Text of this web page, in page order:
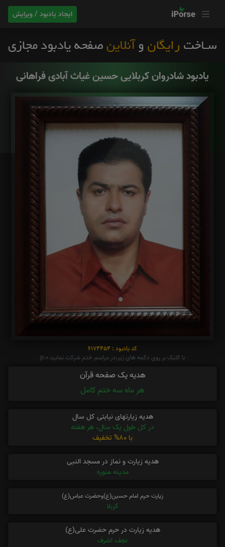
ایجاد یادبود / ویرایش
یادبود شادروان کربلایی حسین غیاث آبادی فراهانی
کد یادبود : 6174454
با کلیک بر روی دکمه های زیر،در مراسم ختم شرکت نمایید p:0
هدیه یک صفحه قرآن
هر ماه سه ختم کامل
هدیه زیارتهای نیابتی کل سال
در کل طول یک سال، هر هفته
با 80% تخفیف
هدیه زیارت و نماز در مسجد النبی
مدینه منوره
زیارت حرم امام حسین(ع)وحضرت عباس(ع)
کربلا
هدیه زیارت در حرم حضرت علی(ع)
نجف اشرف